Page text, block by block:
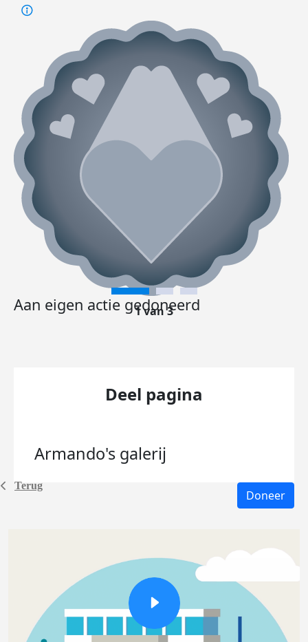
Terug
Aan eigen actie gedoneerd
1 van 3
Deel pagina
Armando's galerij
Doneer